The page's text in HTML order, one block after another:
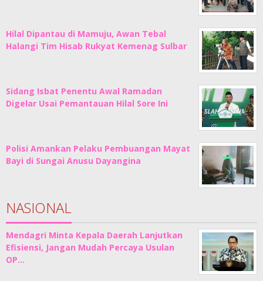
Hilal Dipantau di Mamuju, Awan Tebal
Halangi Tim Hisab Rukyat Kemenag Sulbar
Sidang Isbat Penentu Awal Ramadan
Digelar Usai Pemantauan Hilal Sore Ini
Polisi Amankan Pelaku Pembuangan Mayat
Bayi di Sungai Anusu Dayangina
NASIONAL
Mendagri Minta Kepala Daerah Lanjutkan
Efisiensi, Jangan Mudah Percaya Usulan
OP…